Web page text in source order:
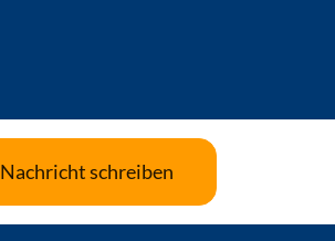
Nachricht schreiben